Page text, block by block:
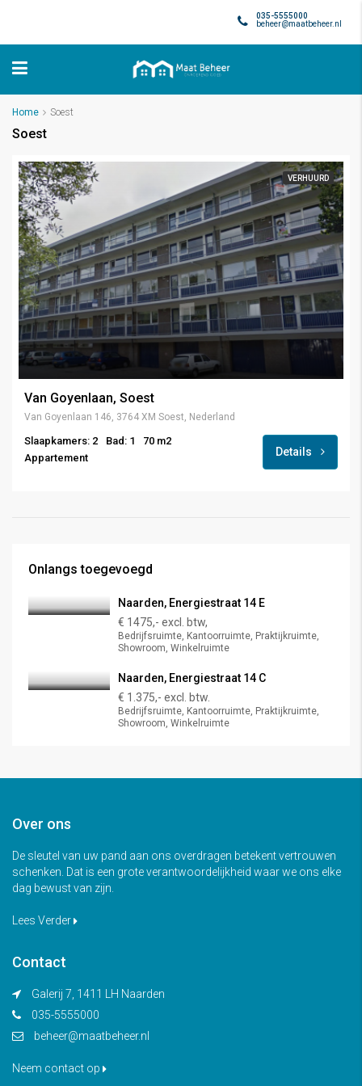
035-5555000
beheer@maatbeheer.nl
Home Soest
Soest
VERHUURD
Van Goyenlaan, Soest
Van Goyenlaan 146, 3764 XM Soest, Nederland
Slaapkamers: 2 Bad: 1
70 m2
Appartement
Details
Onlangs toegevoegd
Naarden, Energiestraat 14 E
€ 1475,- excl. btw,
Bedrijfsruimte, Kantoorruimte, Praktijkruimte,
Showroom, Winkelruimte
Naarden, Energiestraat 14 C
€ 1.375,- excl. btw.
Bedrijfsruimte, Kantoorruimte, Praktijkruimte,
Showroom, Winkelruimte
Over ons
De sleutel van uw pand aan ons overdragen betekent vertrouwen
schenken. Dat is een grote verantwoordelijkheid waar we ons elke
dag bewust van zijn.
Lees Verder
Contact
Galerij 7, 1411 LH Naarden
035-5555000
beheer@maatbeheer.nl
Neem contact op